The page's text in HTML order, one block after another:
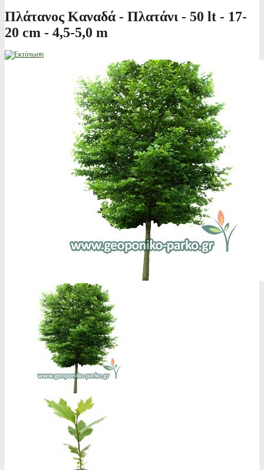
Πλάτανος Καναδά - Πλατάνι - 50 lt - 17-
20 cm - 4,5-5,0 m